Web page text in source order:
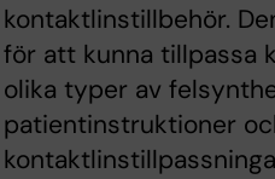
kontaktlinstillbehör.
för att kunna tillpassa
olika typer av
patientinstruktioner